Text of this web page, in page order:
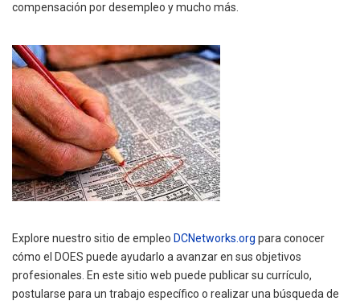
compensación por desempleo y mucho más.
Explore nuestro sitio de empleo DCNetworks.org para conocer
cómo el DOES puede ayudarlo a avanzar en sus objetivos
profesionales. En este sitio web puede publicar su currículo,
postularse para un trabajo específico o realizar una búsqueda de